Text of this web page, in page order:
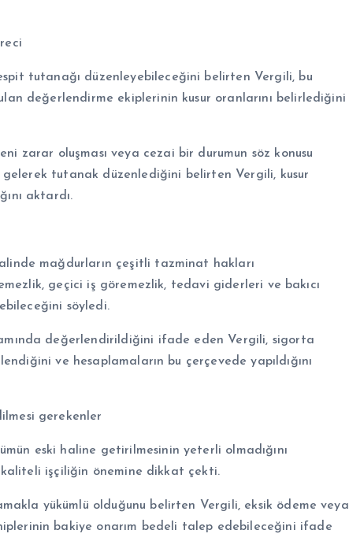
tutanağı düzenleyebileceğini belirten Vergili, bu
değerlendirme ekiplerinin kusur oranlarını belirlediğini
zarar oluşması veya cezai bir durumun söz konusu
tutanak düzenlediğini belirten Vergili, kusur
aktardı.
mağdurların çeşitli tazminat hakları
geçici iş göremezlik, tedavi giderleri ve bakıcı
söyledi.
değerlendirildiğini ifade eden Vergili, sigorta
ve hesaplamaların bu çerçevede yapıldığını
gerekenler
eski haline getirilmesinin yeterli olmadığını
işçiliğin önemine dikkat çekti.
yükümlü olduğunu belirten Vergili, eksik ödeme veya
bakiye onarım bedeli talep edebileceğini ifade